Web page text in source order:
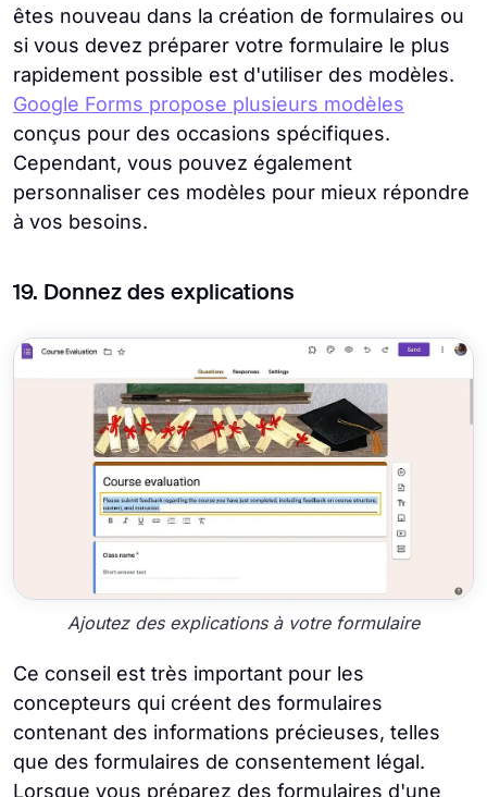
êtes nouveau dans la création de formulaires ou
si vous devez préparer votre formulaire le plus
rapidement possible est d'utiliser des modèles.
Google Forms propose plusieurs modèles
conçus pour des occasions spécifiques.
Cependant, vous pouvez également
personnaliser ces modèles pour mieux répondre
à vos besoins.
19. Donnez des explications
Ajoutez des explications à votre formulaire
Ce conseil est très important pour les
concepteurs qui créent des formulaires
contenant des informations précieuses, telles
que des formulaires de consentement légal.
Lorsque vous préparez des formulaires d'une